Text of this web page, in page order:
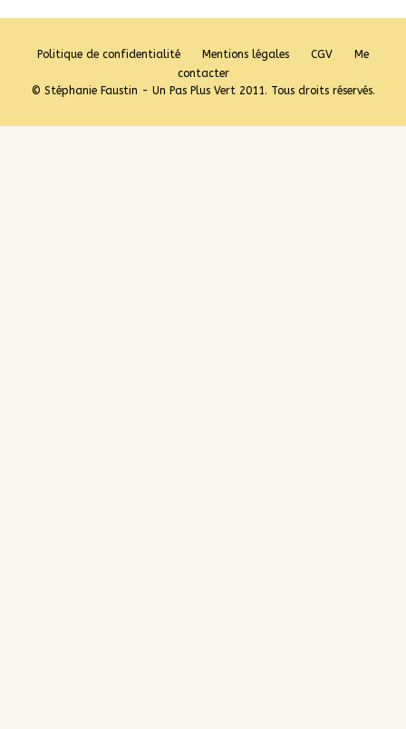
Politique de confidentialité Mentions légales CGV
Me
contacter
© Stéphanie Faustin - Un Pas Plus Vert 2011. Tous droits réservés.